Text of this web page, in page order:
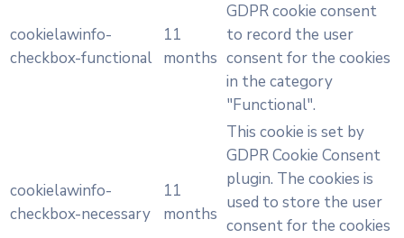
cookielawinfo-
checkbox-functional
11
months
GDPR cookie consent
to record the user
consent for the cookies
in the category
"Functional".
cookielawinfo-
checkbox-necessary
11
months
This cookie is set by
GDPR Cookie Consent
plugin. The cookies is
used to store the user
consent for the cookies